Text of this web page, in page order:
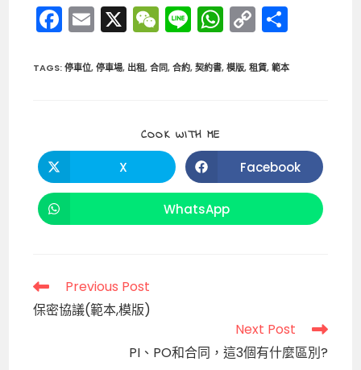
F
a
c
o
o
k
E
m
ai
X W
e
C
a
t
Li
n
e
W
h
a
p
p
C
o
p
n
k
TAGS:停車位, 停車場, 出租, 合同, 合約, 契約書, 模版, 租賃, 範本
COOK WITH ME
Opens
in
a
X Opens
in
a
Facebook
Opens
in
WhatsApp
Read
more
articles
Previous Post
保密協議(範本,模版)
Next Post
PI、PO和合同，這3個有什麼區別?